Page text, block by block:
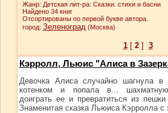
Жанр: Детская лит-ра: Сказки. стихи и басни
Найдено 34 книг
Отсортированы по первой букве автора.
город: Зеленоград (Москва)
1[ 2] 3
Кэрролл, Льюис "Алиса в
Девочка Алиса случайно шагнула в
котенком и попала в...
доиграть ее и превратиться из
Знаменитая сказка Льюиса Кэрролла с